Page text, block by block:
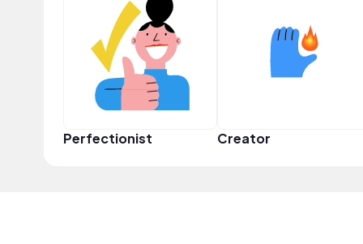
Perfectionist Creator